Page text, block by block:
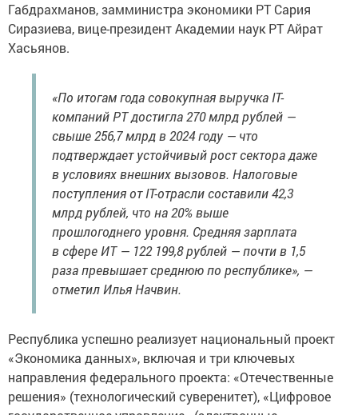
Габдрахманов, замминистра экономики РТ Сария
Сиразиева, вице-президент Академии наук РТ Айрат
Хасьянов.
«По итогам года совокупная выручка IT-
компаний РТ достигла 270 млрд рублей —
свыше 256,7 млрд в 2024 году — что
подтверждает устойчивый рост сектора даже
в условиях внешних вызовов. Налоговые
поступления от IT-отрасли составили 42,3
млрд рублей, что на 20% выше
прошлогоднего уровня. Средняя зарплата
в сфере ИТ — 122 199,8 рублей — почти в 1,5
раза превышает среднюю по республике», —
отметил Илья Начвин.
Республика успешно реализует национальный проект
«Экономика данных», включая и три ключевых
направления федерального проекта: «Отечественные
решения» (технологический суверенитет), «Цифровое